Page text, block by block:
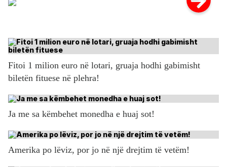
Fitoi 1 milion euro në lotari, gruaja hodhi gabimisht
biletën fituese në plehra!
Ja me sa këmbehet monedha e huaj sot!
Amerika po lëviz, por jo në një drejtim të vetëm!